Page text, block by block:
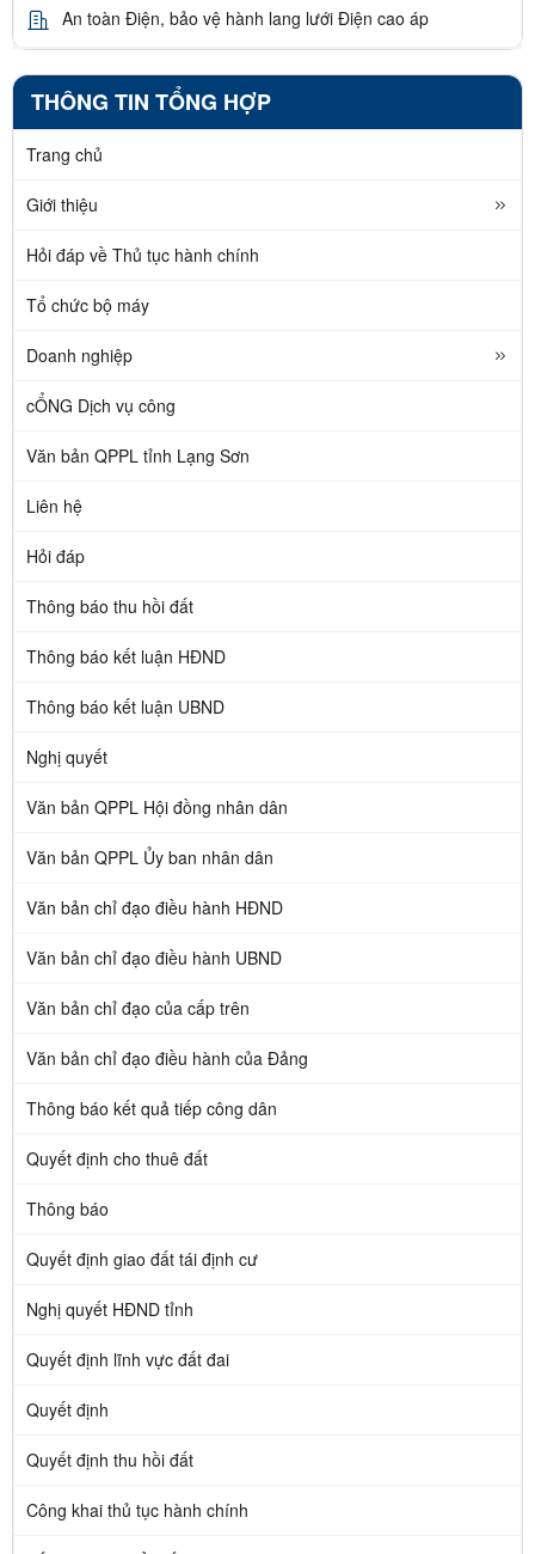
An toàn Điện, bảo vệ hành lang lưới Điện cao áp
THÔNG TIN TỔNG HỢP
Trang chủ
Giới thiệu
Hỏi đáp về Thủ tục hành chính
Tổ chức bộ máy
Doanh nghiệp
cỔNG Dịch vụ công
Văn bản QPPL tỉnh Lạng Sơn
Liên hệ
Hỏi đáp
Thông báo thu hồi đất
Thông báo kết luận HĐND
Thông báo kết luận UBND
Nghị quyết
Văn bản QPPL Hội đồng nhân dân
Văn bản QPPL Ủy ban nhân dân
Văn bản chỉ đạo điều hành HĐND
Văn bản chỉ đạo điều hành UBND
Văn bản chỉ đạo của cấp trên
Văn bản chỉ đạo điều hành của Đảng
Thông báo kết quả tiếp công dân
Quyết định cho thuê đất
Thông báo
Quyết định giao đất tái định cư
Nghị quyết HĐND tỉnh
Quyết định lĩnh vực đất đai
Quyết định
Quyết định thu hồi đất
Công khai thủ tục hành chính